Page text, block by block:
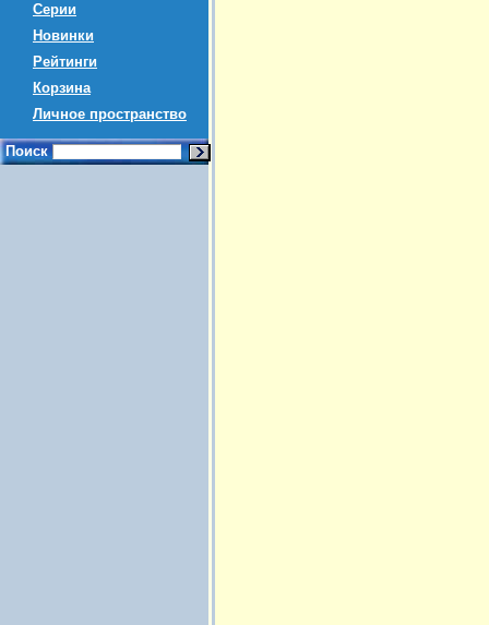
Серии
Новинки
Рейтинги
Корзина
Личное пространство
Поиск